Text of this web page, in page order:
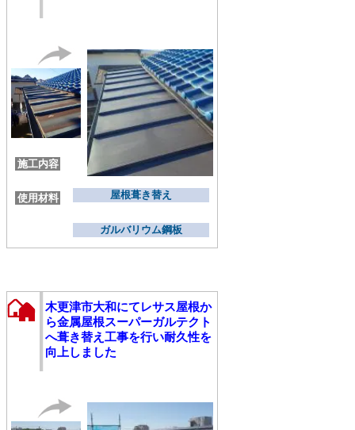
施工内容
屋根葺き替え
使用材料
ガルバリウム鋼板
木更津市大和にてレサス屋根か
ら金属屋根スーパーガルテクト
へ葺き替え工事を行い耐久性を
向上しました